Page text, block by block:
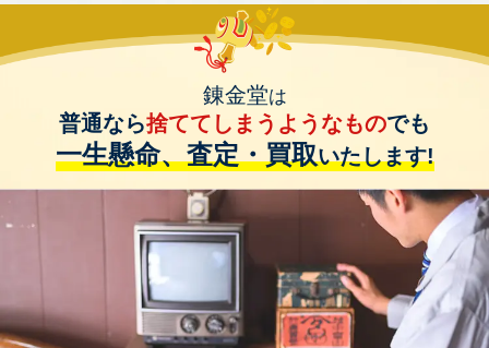
錬金堂は
普通なら捨ててしまうようなものでも
一生懸命、査定・買取いたします!